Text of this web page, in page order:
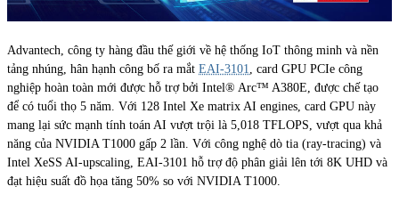
Advantech, công ty hàng đầu thế giới về hệ thống IoT thông minh và nền
tảng nhúng, hân hạnh công bố ra mắt EAI-3101, card GPU PCIe công
nghiệp hoàn toàn mới được hỗ trợ bởi Intel® Arc™ A380E, được chế tạo
để có tuổi thọ 5 năm. Với 128 Intel Xe matrix AI engines, card GPU này
mang lại sức mạnh tính toán AI vượt trội là 5,018 TFLOPS, vượt qua khả
năng của NVIDIA T1000 gấp 2 lần. Với công nghệ dò tia (ray-tracing) và
Intel XeSS AI-upscaling, EAI-3101 hỗ trợ độ phân giải lên tới 8K UHD và
đạt hiệu suất đồ họa tăng 50% so với NVIDIA T1000.